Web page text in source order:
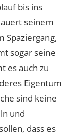
bis ins
seinem
Spaziergang,
sogar seine
es auch zu
Eigentum
sind keine
und
dass es